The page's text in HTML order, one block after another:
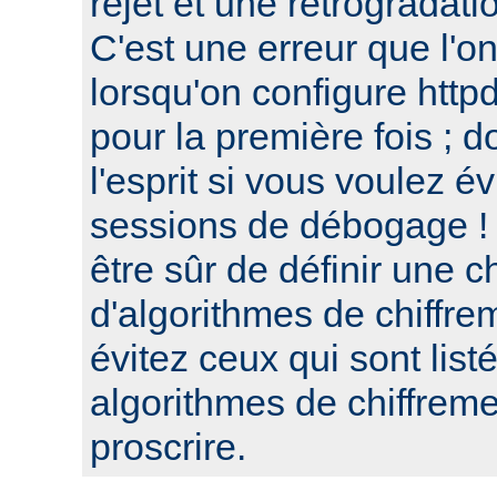
C'est une erreur que
lorsqu'on configure
pour la première fois ;
l'esprit si vous voulez
sessions de débogage
être sûr de définir une
d'algorithmes de
évitez ceux qui sont
algorithmes de
proscrire.